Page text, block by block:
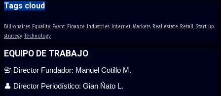
Tags cloud
Billionaires Equality Event Finance Industries Internet Markets Real estate Retail Start up
strategy Technology
EQUIPO DE TRABAJO
📇 Director Fundador: Manuel Cotillo M.
👤 Director Periodístico: Gian Ñato L.